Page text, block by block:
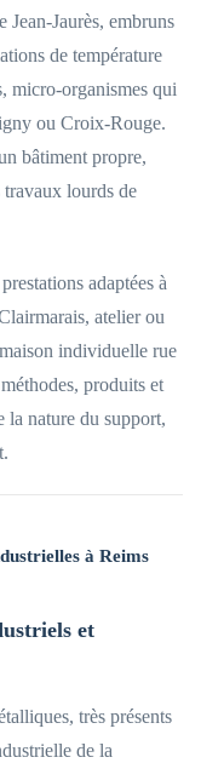
Jean-Jaurès, embruns
de température
micro-organismes qui
ou Croix-Rouge.
bâtiment propre,
lourds de
adaptées à
atelier ou
individuelle rue
produits et
la nature du support,
à Reims
et
très présents
de la